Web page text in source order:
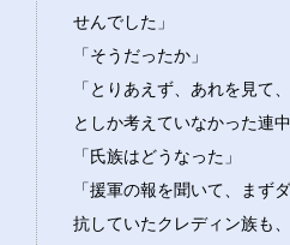
せんでした」
「そうだったか」
「とりあえず、あれを見て
としか考えていなかった連
「氏族はどうなった」
「援軍の報を聞いて、まず
抗していたクレディン族も